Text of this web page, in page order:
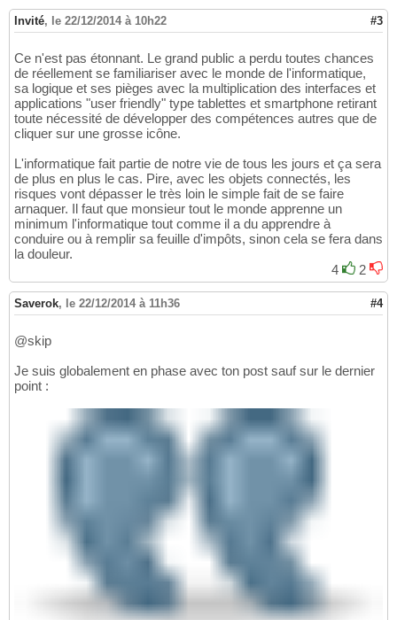
Invité, le 22/12/2014 à 10h22 #3
Ce n'est pas étonnant. Le grand public a perdu toutes chances
de réellement se familiariser avec le monde de l'informatique,
sa logique et ses pièges avec la multiplication des interfaces et
applications "user friendly" type tablettes et smartphone retirant
toute nécessité de développer des compétences autres que de
cliquer sur une grosse icône.
L'informatique fait partie de notre vie de tous les jours et ça sera
de plus en plus le cas. Pire, avec les objets connectés, les
risques vont dépasser le très loin le simple fait de se faire
arnaquer. Il faut que monsieur tout le monde apprenne un
minimum l'informatique tout comme il a du apprendre à
conduire ou à remplir sa feuille d'impôts, sinon cela se fera dans
la douleur.
4
2
Saverok, le 22/12/2014 à 11h36 #4
@skip
Je suis globalement en phase avec ton post sauf sur le dernier
point :